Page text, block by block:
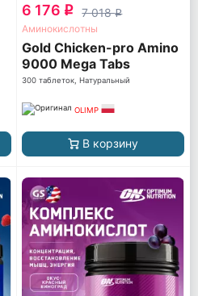
6 176 q 7 018q
Аминокислотны
Gold Chicken-pro Amino
9000 Mega Tabs
300 таблеток, Натуральный
OLIMP
В корзину